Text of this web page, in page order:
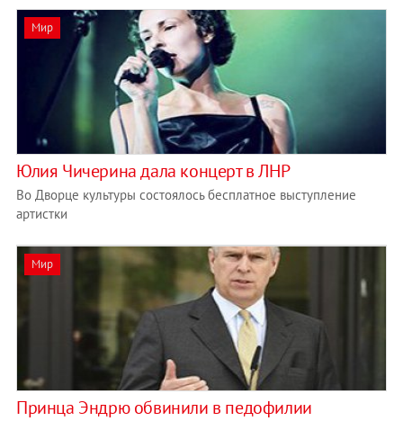
Мир
Юлия Чичерина дала концерт в ЛНР
Во Дворце культуры состоялось бесплатное выступление
артистки
Мир
Принца Эндрю обвинили в педофилии